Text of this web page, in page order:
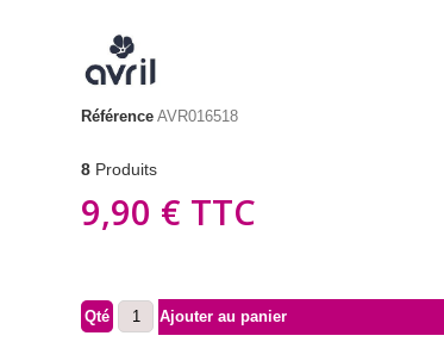
Référence AVR016518
8 Produits
9,90 € TTC
Qté Ajouter au panier